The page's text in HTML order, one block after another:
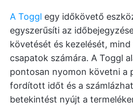
A Toggl egy időkövető
egyszerűsíti az
követését és kezelését,
csapatok számára. A Toggl
pontosan nyomon követni a
fordított időt és a
betekintést nyújt a